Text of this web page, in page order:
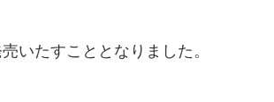
いたすこととなりました。